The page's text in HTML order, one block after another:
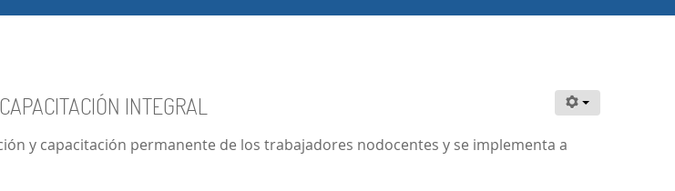
INTEGRAL
y capacitación permanente de los trabajadores nodocentes y se implementa a